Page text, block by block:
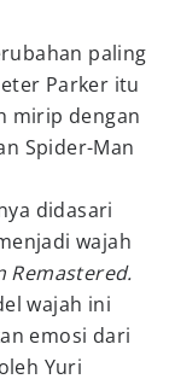
paling
Parker itu
mirip dengan
Spider-Man
didasari
wajah
Remastered.
wajah ini
emosi dari
Yuri